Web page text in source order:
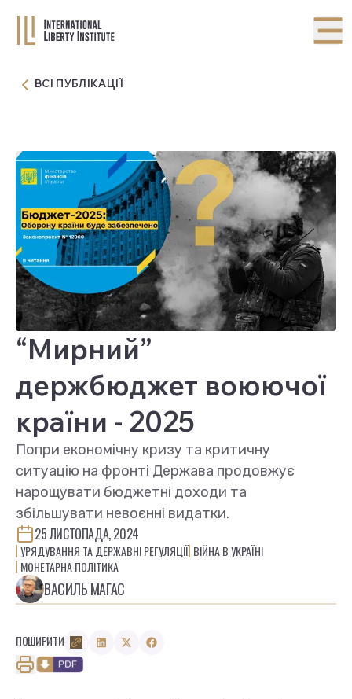
ВСІ ПУБЛІКАЦІЇ
“Мирний”
держбюджет воюючої
країни - 2025
Попри економічну кризу та критичну
ситуацію на фронті Держава продовжує
нарощувати бюджетні доходи та
збільшувати невоєнні видатки.
25 ЛИСТОПАДА, 2024
УРЯДУВАННЯ ТА ДЕРЖАВНІ РЕГУЛЯЦІЇ ВІЙНА В УКРАЇНІ
МОНЕТАРНА ПОЛІТИКА
ВАСИЛЬ МАГАС
ПОШИРИТИ